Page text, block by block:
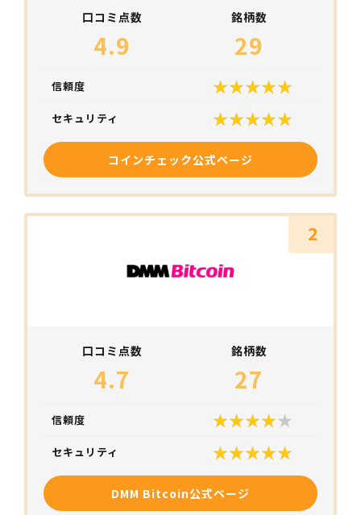
口コミ点数
4.9
銘柄数
29
信頼度
セキュリティ
コインチェック公式ページ
2
口コミ点数
4.7
銘柄数
27
信頼度
セキュリティ
DMM Bitcoin公式ページ